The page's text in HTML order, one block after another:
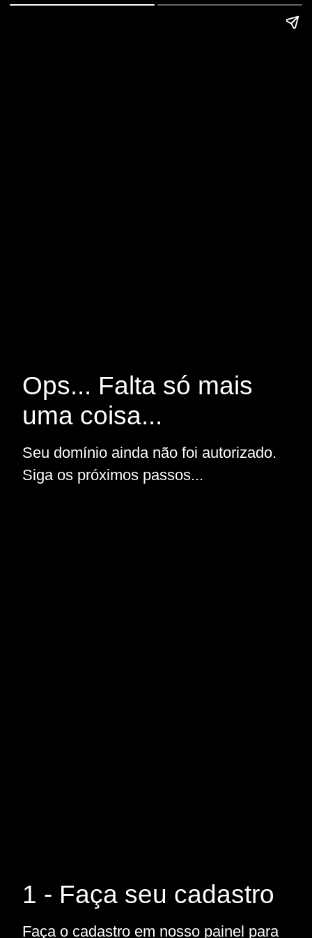
Ops... Falta só mais
uma coisa...
Seu domínio ainda não foi autorizado.
Siga os próximos passos...
1 - Faça seu cadastro
Faça o cadastro em nosso painel para